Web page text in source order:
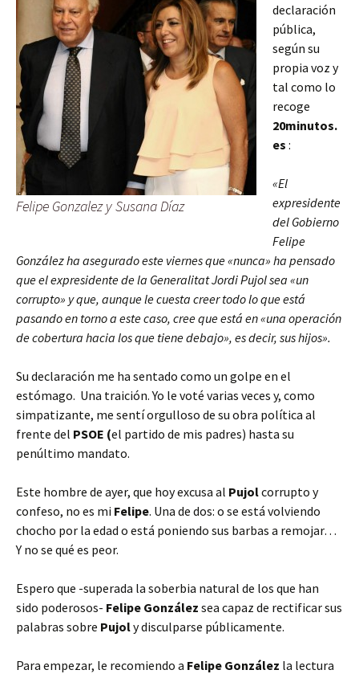
Felipe Gonzalez y Susana Díaz
declaración
pública,
según su
propia voz y
tal como lo
recoge
20minutos.
es :
«El
expresidente
del Gobierno
Felipe
González ha asegurado este viernes que «nunca» ha pensado
que el expresidente de la Generalitat Jordi Pujol sea «un
corrupto» y que, aunque le cuesta creer todo lo que está
pasando en torno a este caso, cree que está en «una operación
de cobertura hacia los que tiene debajo», es decir, sus hijos».
Su declaración me ha sentado como un golpe en el
estómago. Una traición. Yo le voté varias veces y, como
simpatizante, me sentí orgulloso de su obra política al
frente del PSOE (el partido de mis padres) hasta su
penúltimo mandato.
Este hombre de ayer, que hoy excusa al Pujolcorrupto y
confeso, no es mi Felipe. Una de dos: o se está volviendo
chocho por la edad o está poniendo sus barbas a remojar…
Y no se qué es peor.
Espero que -superada la soberbia natural de los que han
sido poderosos- Felipe González sea capaz de rectificar sus
palabras sobre Pujoly disculparse públicamente.
Para empezar, le recomiendo a Felipe González la lectura